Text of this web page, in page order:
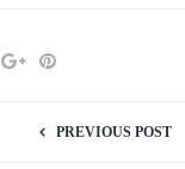
PREVIOUS POST